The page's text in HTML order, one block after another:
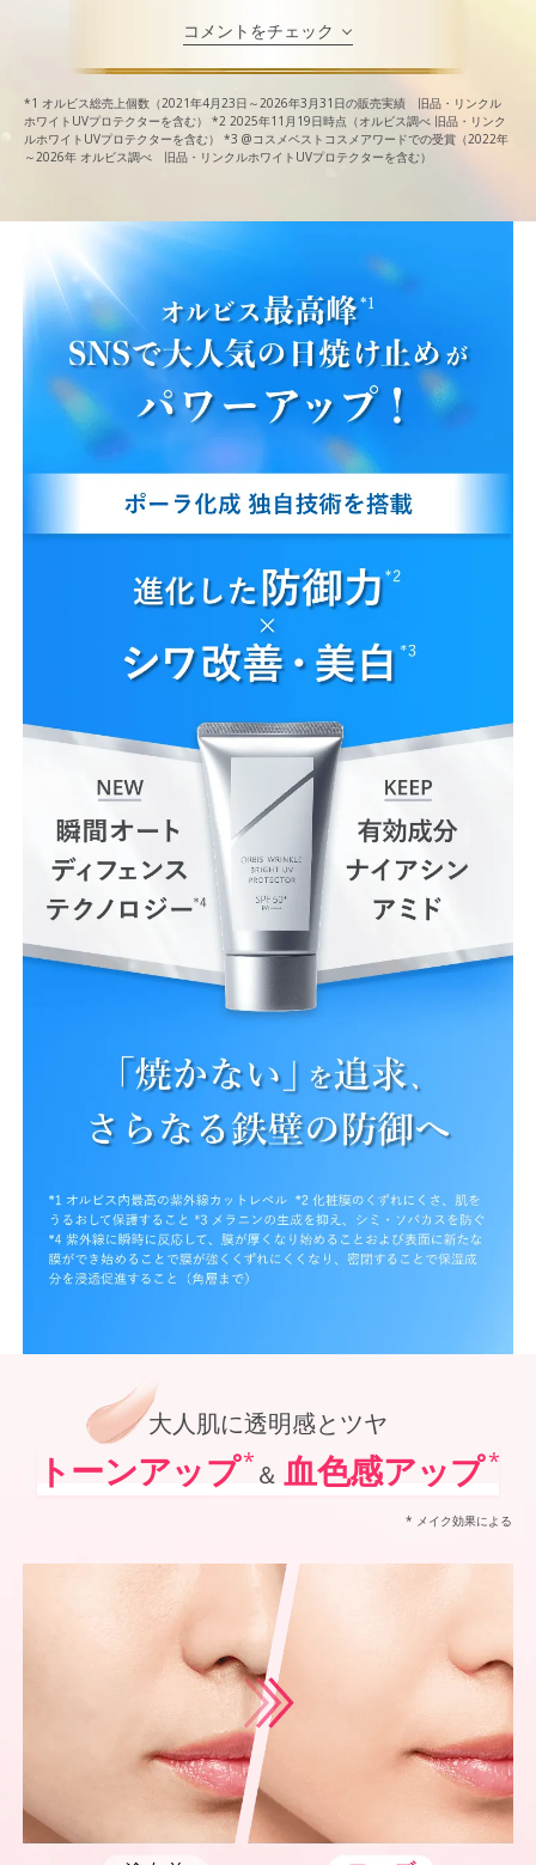
コメントをチェック
*1 オルビス総売上個数（2021年4月23日～2026年3月31日の販売実績 旧品・リンクル
ホワイトUVプロテクターを含む）
*2 2025年11月19日時点（オルビス調べ 旧品・リンク
ルホワイトUVプロテクターを含む）
*3 @コスメベストコスメアワードでの受賞（2022年
～2026年 オルビス調べ 旧品・リンクルホワイトUVプロテクターを含む）
ポーラ化成 独自技術を搭載進化させた防御力*5✕シワ改善・美白*6、
@cosmeベストコスメアワードでの受賞（2022年～2025年 オルビス調べ リンクルホワイト
2024年12月20日時点（オルビス調べ リンクルホワイトUVプロテクターを含む）
化粧膜のくずれにくさ、肌をうるおして保護すること
メラニンの生成を抑え、シミ・ソバカスを防ぐ
紫外線に瞬時に反応して、膜が厚くなり始めることおよび表面に新たな膜ができ始めること
大人肌に透明感とツヤ
トーンアップ* ＆ 血色感アップ*
* メイク効果による